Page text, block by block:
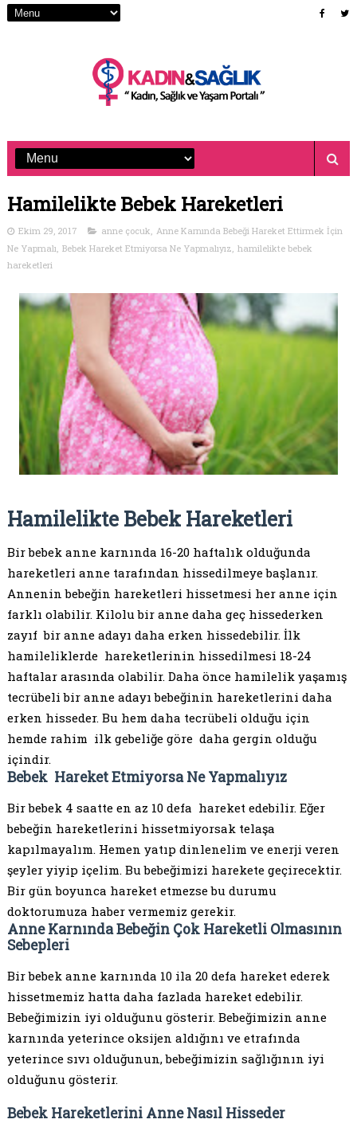
Hamilelikte Bebek Hareketleri
Ekim 29, 2017 anne çocuk, Anne Karnında Bebeği Hareket Ettirmek İçin
Ne Yapmalı, Bebek Hareket Etmiyorsa Ne Yapmalıyız, hamilelikte bebek
hareketleri
Hamilelikte Bebek Hareketleri
Bir bebek anne karnında 16-20 haftalık olduğunda
hareketleri anne tarafından hissedilmeye başlanır.
Annenin bebeğin hareketleri hissetmesi her anne için
farklı olabilir. Kilolu bir anne daha geç hissederken
zayıf bir anne adayı daha erken hissedebilir. İlk
hamileliklerde hareketlerinin hissedilmesi 18-24
haftalar arasında olabilir. Daha önce hamilelik yaşamış
tecrübeli bir anne adayı bebeğinin hareketlerini daha
erken hisseder. Bu hem daha tecrübeli olduğu için
hemde rahim ilk gebeliğe göre daha gergin olduğu
içindir.
Bebek Hareket Etmiyorsa Ne Yapmalıyız
Bir bebek 4 saatte en az 10 defa hareket edebilir. Eğer
bebeğin hareketlerini hissetmiyorsak telaşa
kapılmayalım. Hemen yatıp dinlenelim ve enerji veren
şeyler yiyip içelim. Bu bebeğimizi harekete geçirecektir.
Bir gün boyunca hareket etmezse bu durumu
doktorumuza haber vermemiz gerekir.
Anne Karnında Bebeğin Çok Hareketli Olmasının
Sebepleri
Bir bebek anne karnında 10 ila 20 defa hareket ederek
hissetmemiz hatta daha fazlada hareket edebilir.
Bebeğimizin iyi olduğunu gösterir. Bebeğimizin anne
karnında yeterince oksijen aldığını ve etrafında
yeterince sıvı olduğunun, bebeğimizin sağlığının iyi
olduğunu gösterir.
Bebek Hareketlerini Anne Nasıl Hisseder